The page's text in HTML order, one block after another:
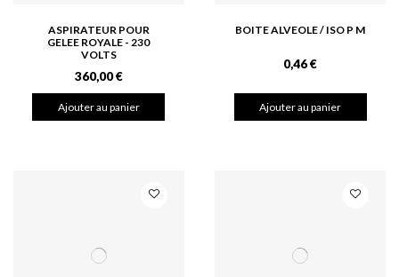
ASPIRATEUR POUR
GELEE ROYALE - 230
VOLTS
360,00 €
Ajouter au panier
BOITE ALVEOLE / ISO P M
0,46 €
Ajouter au panier